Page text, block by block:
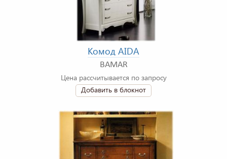
Комод AIDA
BAMAR
Цена рассчитывается по запросу
Добавить в блокнот